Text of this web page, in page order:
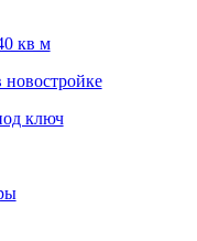
кв м
ключ